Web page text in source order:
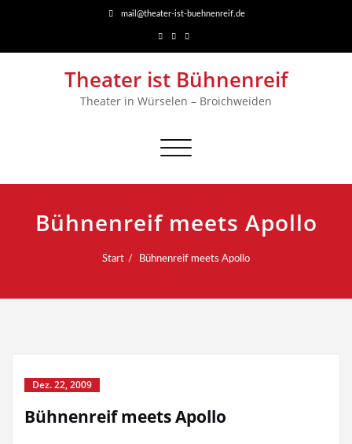
mail@theater-ist-buehnenreif.de
Theater ist Bühnenreif
Theater in Würselen – Broichweiden
Navigation
Bühnenreif meets Apollo
Start Bühnenreif meets Apollo
Dez. 22, 2009
Bühnenreif meets Apollo